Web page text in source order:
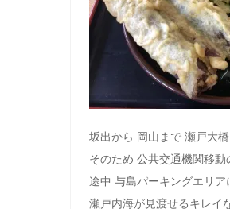
坂出から 岡山まで 瀬戸大
そのため 公共交通機関移
途中 与島パーキングエリア
瀬戸内海が見渡せるキレイ